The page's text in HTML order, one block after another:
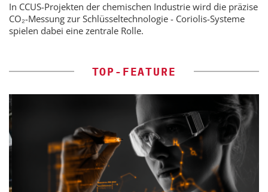
In CCUS-Projekten der chemischen Industrie wird die präzise
CO₂-Messung zur Schlüsseltechnologie - Coriolis-Systeme
spielen dabei eine zentrale Rolle.
TOP-FEATURE